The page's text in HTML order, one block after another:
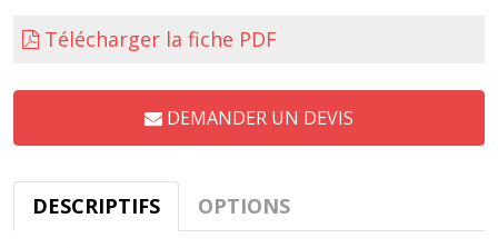
Télécharger la fiche PDF
DEMANDER UN DEVIS
DESCRIPTIFS OPTIONS